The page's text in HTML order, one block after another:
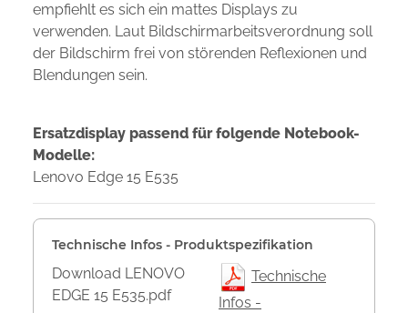
empfiehlt es sich ein mattes Displays zu
verwenden. Laut Bildschirmarbeitsverordnung soll
der Bildschirm frei von störenden Reflexionen und
Blendungen sein.
Ersatzdisplay passend für folgende Notebook-
Modelle:
Lenovo Edge 15 E535
Technische Infos - Produktspezifikation
Download LENOVO
EDGE 15 E535.pdf
Technische
Infos -